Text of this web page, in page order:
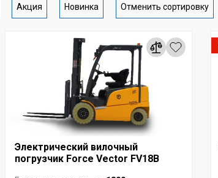
Акция Новинка Отменить сортировку
Электрический вилочный
погрузчик Force Vector FV18B